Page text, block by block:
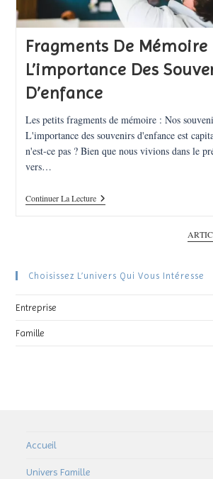
Fragments De Mémoire
L’importance Des
D’enfance
Les petits fragments de mémoire : Nos
L'importance des souvenirs d'enfance est
n'est-ce pas ? Bien que nous vivions dans le
vers…
Continuer La LectureFragments
De
D’enfance
Choisissez L’univers Qui Vous Intéresse
Entreprise
Famille
Accueil
Univers Famille